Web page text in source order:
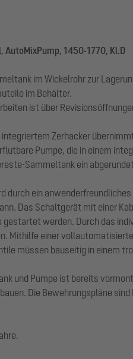
AutoMixPump, 1450-1770, Kl.D
im Wickelrohr zur
im Behälter.
ist über
Zerhacker
Pumpe, die in einem
Sammeltank ein
durch ein
Das Schaltgerät mit einer
werden. Durch das
Mithilfe einer
müssen bauseitig in einem
und Pumpe ist bereits
Die Bewehrungspläne